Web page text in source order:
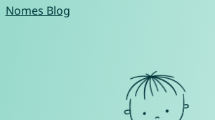
Nomes Blog